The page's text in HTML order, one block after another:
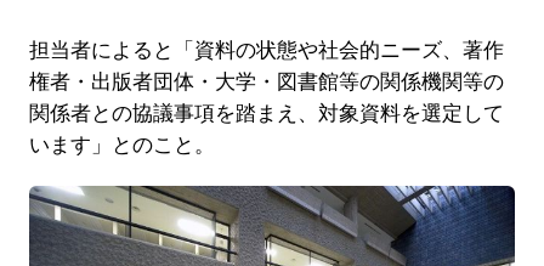
担当者によると「資料の状態や社会的ニーズ、著作
権者・出版者団体・大学・図書館等の関係機関等の
関係者との協議事項を踏まえ、対象資料を選定して
います」とのこと。